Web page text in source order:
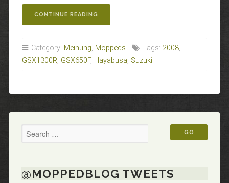
CONTINUE READING
UND
2008
VORGESTELLT“
Category: Meinung, Moppeds Tags: 2008,
GSX1300R, GSX650F, Hayabusa, Suzuki
@MOPPEDBLOG TWEETS